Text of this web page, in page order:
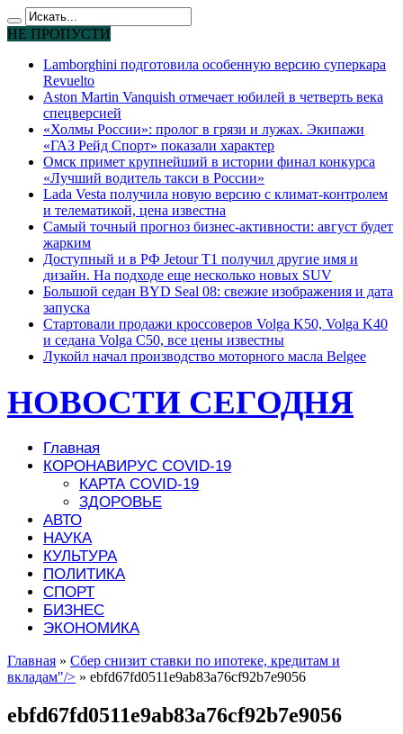
НЕ ПРОПУСТИ
Lamborghini подготовила особенную версию суперкара
Revuelto
Aston Martin Vanquish отмечает юбилей в четверть века
спецверсией
«Холмы России»: пролог в грязи и лужах. Экипажи
«ГАЗ Рейд Спорт» показали характер
Омск примет крупнейший в истории финал конкурса
«Лучший водитель такси в России»
Lada Vesta получила новую версию с климат-контролем
и телематикой, цена известна
Самый точный прогноз бизнес-активности: август будет
жарким
Доступный и в РФ Jetour T1 получил другие имя и
дизайн. На подходе еще несколько новых SUV
Большой седан BYD Seal 08: свежие изображения и дата
запуска
Стартовали продажи кроссоверов Volga K50, Volga K40
и седана Volga C50, все цены известны
Лукойл начал производство моторного масла Belgee
НОВОСТИ СЕГОДНЯ
Главная
КОРОНАВИРУС COVID-19
КАРТА COVID-19
ЗДОРОВЬЕ
АВТО
НАУКА
КУЛЬТУРА
ПОЛИТИКА
СПОРТ
БИЗНЕС
ЭКОНОМИКА
Главная » Сбер снизит ставки по ипотеке, кредитам и
вкладам"/> » ebfd67fd0511e9ab83a76cf92b7e9056
ebfd67fd0511e9ab83a76cf92b7e9056